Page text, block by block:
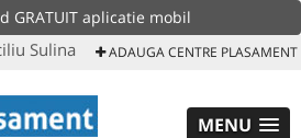
GRATUIT aplicatie mobil
Sulina ADAUGA CENTRE PLASAMENT
MENU